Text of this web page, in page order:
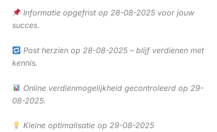
Informatie opgefrist op 28-08-2025 voor jouw
succes.
Post herzien op 28-08-2025 – blijf verdienen met
kennis.
Online verdienmogelijkheid gecontroleerd op 29-
08-2025.
Kleine optimalisatie op 29-08-2025